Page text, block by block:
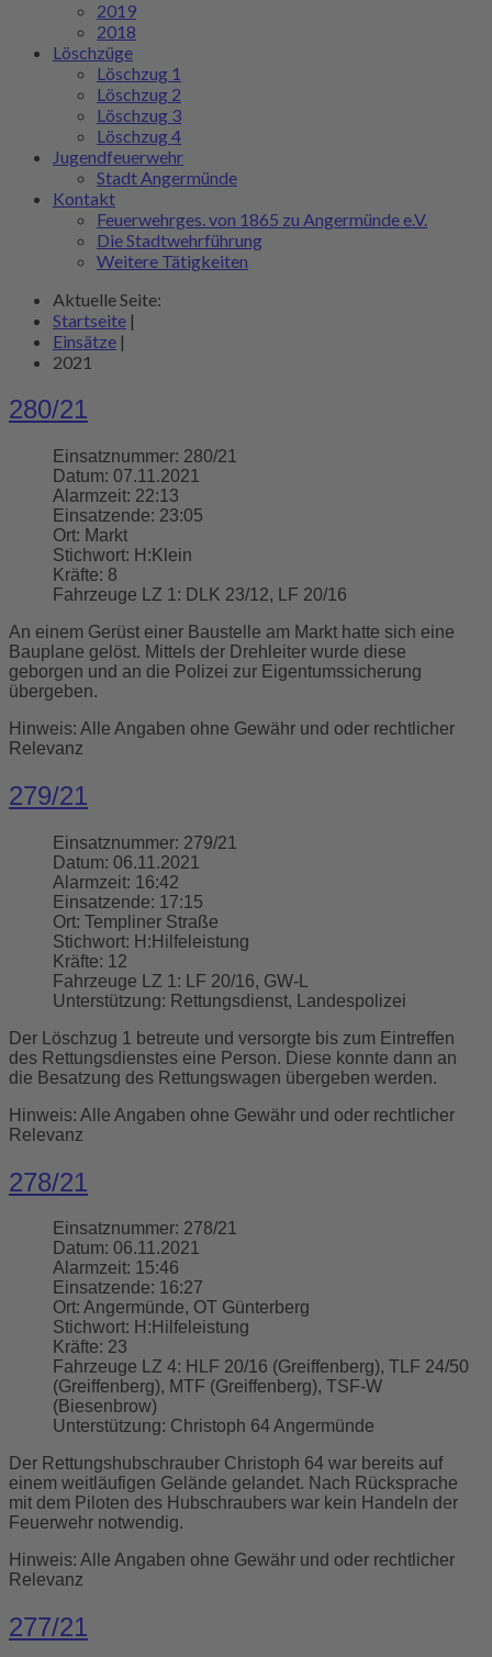
2019
2018
Löschzüge
Löschzug 1
Löschzug 2
Löschzug 3
Löschzug 4
Jugendfeuerwehr
Stadt Angermünde
Kontakt
Feuerwehrges. von 1865 zu Angermünde e.V.
Die Stadtwehrführung
Weitere Tätigkeiten
Aktuelle Seite:
Startseite |
Einsätze |
2021
280/21
Einsatznummer: 280/21
Datum: 07.11.2021
Alarmzeit: 22:13
Einsatzende: 23:05
Ort: Markt
Stichwort: H:Klein
Kräfte: 8
Fahrzeuge LZ 1: DLK 23/12, LF 20/16
An einem Gerüst einer Baustelle am Markt hatte sich eine
Bauplane gelöst. Mittels der Drehleiter wurde diese
geborgen und an die Polizei zur Eigentumssicherung
übergeben.
Hinweis: Alle Angaben ohne Gewähr und oder rechtlicher
Relevanz
279/21
Einsatznummer: 279/21
Datum: 06.11.2021
Alarmzeit: 16:42
Einsatzende: 17:15
Ort: Templiner Straße
Stichwort: H:Hilfeleistung
Kräfte: 12
Fahrzeuge LZ 1:
LF 20/16, GW-L
Unterstützung: Rettungsdienst, Landespolizei
Der Löschzug 1 betreute und versorgte bis zum Eintreffen
des Rettungsdienstes eine Person. Diese konnte dann an
die Besatzung des Rettungswagen übergeben werden.
Hinweis: Alle Angaben ohne Gewähr und oder rechtlicher
Relevanz
278/21
Einsatznummer: 278/21
Datum: 06.11.2021
Alarmzeit: 15:46
Einsatzende: 16:27
Ort: Angermünde, OT Günterberg
Stichwort: H:Hilfeleistung
Kräfte: 23
Fahrzeuge LZ 4: HLF 20/16 (Greiffenberg), TLF 24/50
(Greiffenberg), MTF (Greiffenberg), TSF-W
(Biesenbrow)
Unterstützung: Christoph 64 Angermünde
Der Rettungshubschrauber Christoph 64 war bereits auf
einem weitläufigen Gelände gelandet. Nach Rücksprache
mit dem Piloten des Hubschraubers war kein Handeln der
Feuerwehr notwendig.
Hinweis: Alle Angaben ohne Gewähr und oder rechtlicher
Relevanz
277/21